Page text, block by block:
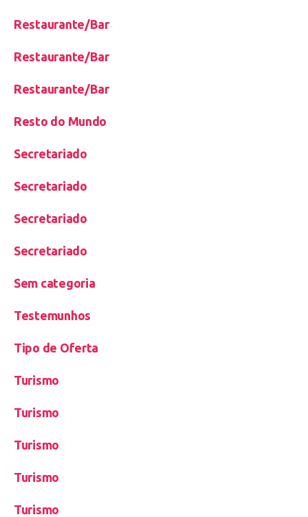
Restaurante/Bar
Restaurante/Bar
Restaurante/Bar
Resto do Mundo
Secretariado
Secretariado
Secretariado
Secretariado
Sem categoria
Testemunhos
Tipo de Oferta
Turismo
Turismo
Turismo
Turismo
Turismo